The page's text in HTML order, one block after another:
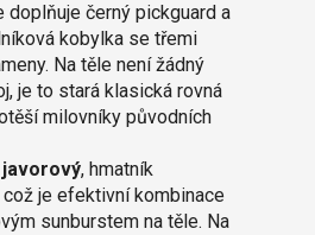
doplňuje černý pickguard a
kobylka se třemi
Na těle není žádný
je to stará klasická rovná
milovníky původních
javorový, hmatník
což je efektivní kombinace
sunburstem na těle. Na